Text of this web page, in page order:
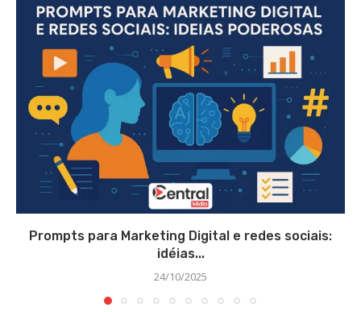
Prompts para Marketing Digital e redes sociais:
idéias...
24/10/2025